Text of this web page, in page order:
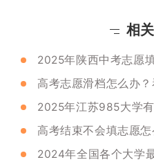
相
2025年陕西中考志愿
高考志愿滑档怎么办
2025年江苏985大学